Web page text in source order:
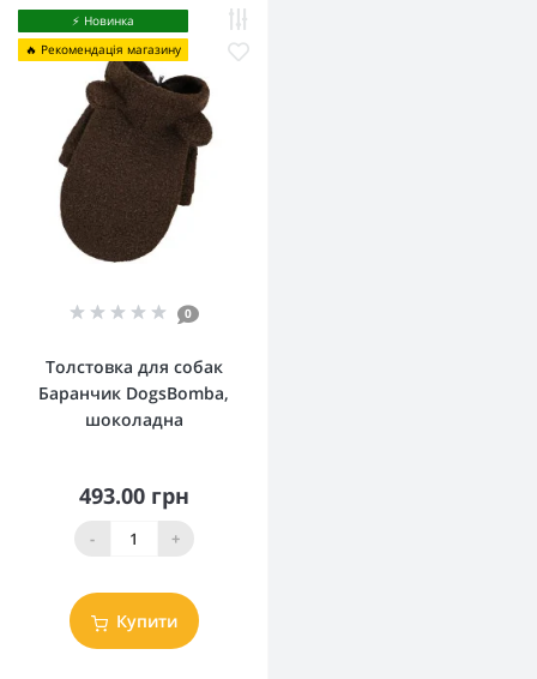
⚡️ Новинка
🔥 Рекомендація магазину
0
Толстовка для собак
Баранчик DogsBomba,
шоколадна
493.00 грн
- +
Купити